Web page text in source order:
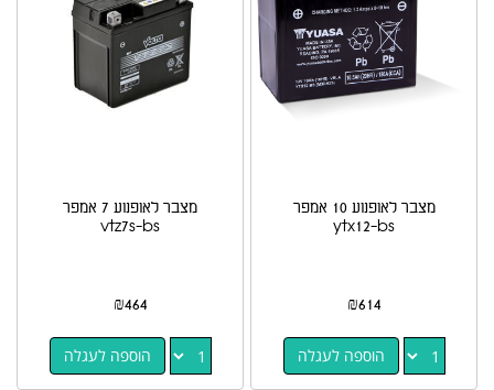
מצבר לאופנוע 10 אמפר
ytx12-bs
₪614
הוספה לעגלה
מצבר לאופנוע 7 אמפר
vtz7s-bs
₪464
הוספה לעגלה